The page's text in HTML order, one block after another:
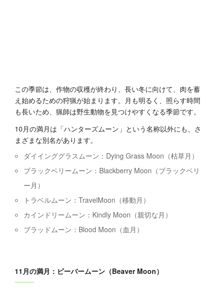
この季節は、作物の収穫が終わり、長い冬に向けて、肉を蓄
え始めるための狩猟が始まります。月も明るく、照らす時間
も長いため、猟師は野生動物を見つけやすくなる季節です。
10月の満月は「ハンターズムーン」という名称以外にも、さ
まざまな別名があります。
ダイインググラスムーン：Dying Grass Moon（枯草月）
ブラックベリームーン：Blackberry Moon（ブラックベリ
ー月）
トラベルムーン：TravelMoon（移動月）
カインドリームーン：Kindly Moon（親切な月）
ブラッドムーン：Blood Moon（血月）
11月の満月：ビーバームーン（Beaver Moon）